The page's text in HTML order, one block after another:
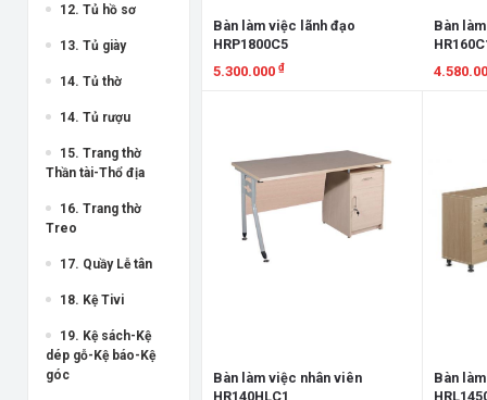
12. Tủ hồ sơ
13. Tủ giày
14. Tủ thờ
14. Tủ rượu
15. Trang thờ
Thần tài-Thổ địa
16. Trang thờ
Treo
17. Quầy Lễ tân
18. Kệ Tivi
19. Kệ sách-Kệ
dép gỗ-Kệ báo-Kệ
góc
Bàn làm việc lãnh đạo
HRP1800C5
5.300.000 ₫
Bàn
Bàn làm việc nhân viên
HR140HLC1
Bàn